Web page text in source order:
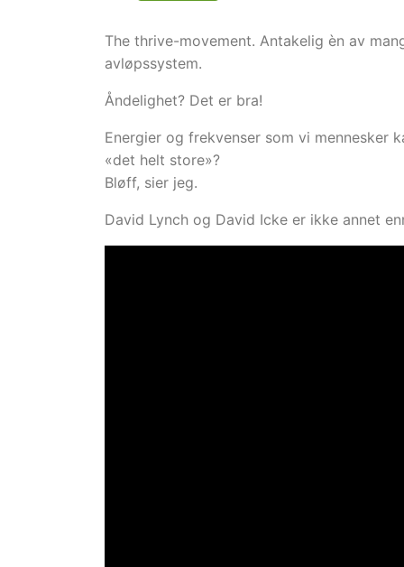
The thrive-movement. Antakelig èn av
avløpssystem.
Åndelighet? Det er bra!
Energier og frekvenser som vi
«det helt store»?
Bløff, sier jeg.
David Lynch og David Icke er ikke annet